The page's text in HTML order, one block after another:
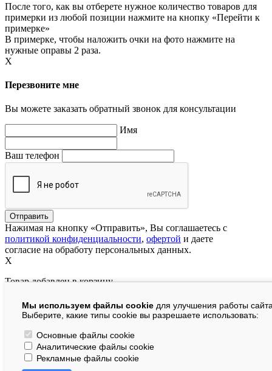
Мы используем файлы cookie для улучшения работы
Выберите, какие типы cookie вы разрешаете использовать:
Основные файлы cookie
Аналитические файлы cookie
Рекламные файлы cookie
После того, как вы отберете нужное количество товаров для
примерки из любой позиции нажмите на кнопку «Перейти к
примерке»
В примерке, чтобы наложить очки на фото нажмите на
нужные оправы 2 раза.
X
Перезвоните мне
Вы можете заказать обратный звонок для консультации
Имя
Ваш телефон
Нажимая на кнопку «Отправить», Вы соглашаетесь с
политикой конфиденциальности, офертой и даете
согласие на обработу персональных данных.
X
Товар добавлен в корзину
В корзине:шт.
На сумму:руб.